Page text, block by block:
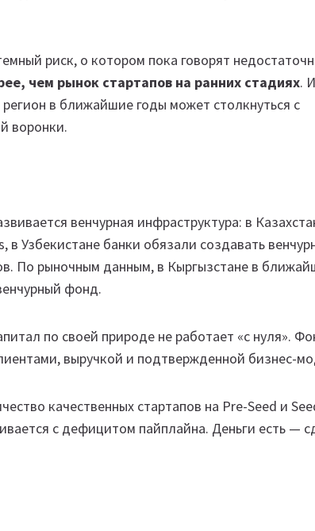
риск, о котором пока говорят
чем рынок стартапов на ранних стадиях.
в ближайшие годы может столкнуться с
воронки.
венчурная инфраструктура: в
Узбекистане банки обязали создавать
По рыночным данным, в Кыргызстане в
фонд.
по своей природе не работает «с нуля».
выручкой и подтвержденной бизнес-
качественных стартапов на Pre-Seed и
с дефицитом пайплайна. Деньги есть —